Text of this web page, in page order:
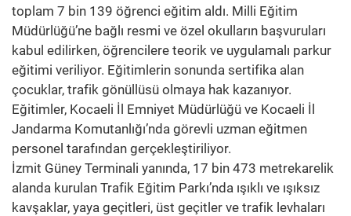
toplam 7 bin 139 öğrenci eğitim aldı. Milli Eğitim
Müdürlüğü’ne bağlı resmi ve özel okulların başvuruları
kabul edilirken, öğrencilere teorik ve uygulamalı parkur
eğitimi veriliyor. Eğitimlerin sonunda sertifika alan
çocuklar, trafik gönüllüsü olmaya hak kazanıyor.
Eğitimler, Kocaeli İl Emniyet Müdürlüğü ve Kocaeli İl
Jandarma Komutanlığı’nda görevli uzman eğitmen
personel tarafından gerçekleştiriliyor.
İzmit Güney Terminali yanında, 17 bin 473 metrekarelik
alanda kurulan Trafik Eğitim Parkı’nda ışıklı ve ışıksız
kavşaklar, yaya geçitleri, üst geçitler ve trafik levhaları